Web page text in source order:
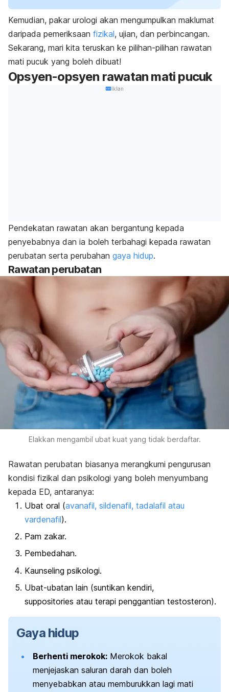
Kemudian, pakar urologi akan mengumpulkan maklumat
daripada pemeriksaan fizikal, ujian, dan perbincangan.
Sekarang, mari kita teruskan ke pilihan-pilihan rawatan
mati pucuk yang boleh dibuat!
Opsyen-opsyen rawatan mati pucuk
Iklan
Pendekatan rawatan akan bergantung kepada
penyebabnya dan ia boleh terbahagi kepada rawatan
perubatan serta perubahan gaya hidup.
Rawatan perubatan
Elakkan mengambil ubat kuat yang tidak berdaftar.
Rawatan perubatan biasanya merangkumi pengurusan
kondisi fizikal dan psikologi yang boleh menyumbang
kepada ED, antaranya:
Ubat oral (avanafil, sildenafil, tadalafil atau
vardenafil).
Pam zakar.
Pembedahan.
Kaunseling psikologi.
Ubat-ubatan lain (suntikan kendiri,
suppositories atau terapi penggantian testosteron).
Gaya hidup
Berhenti merokok: Merokok bakal
menjejaskan saluran darah dan boleh
menyebabkan atau memburukkan lagi mati